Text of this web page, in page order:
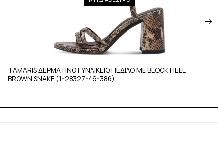
TAMARIS ΔΕΡΜΑΤΙΝΟ ΓΥΝΑΙΚΕΙΟ ΠΕΔΙΛΟ ΜΕ BLOCK HEEL
BROWN SNAKE (1-28327-46-386)